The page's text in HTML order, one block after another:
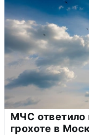
МЧС ответило
грохоте в